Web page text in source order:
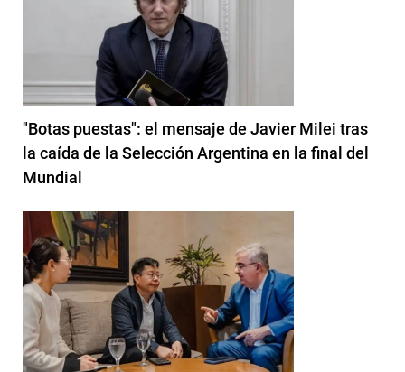
"Botas puestas": el mensaje de Javier Milei tras
la caída de la Selección Argentina en la final del
Mundial